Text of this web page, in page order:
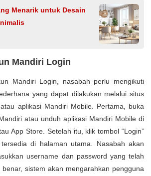
Menarik untuk Desain
Mandiri Login
Mandiri Login, nasabah perlu mengikuti
yang dapat dilakukan melalui situs
aplikasi Mandiri Mobile. Pertama, buka
atau unduh aplikasi Mandiri Mobile di
App Store. Setelah itu, klik tombol “Login”
di halaman utama. Nasabah akan
username dan password yang telah
sistem akan mengarahkan pengguna